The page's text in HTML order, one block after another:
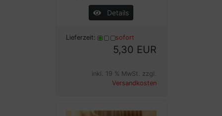
Details
Lieferzeit: sofort
5,30 EUR
inkl. 19 % MwSt. zzgl.
Versandkosten